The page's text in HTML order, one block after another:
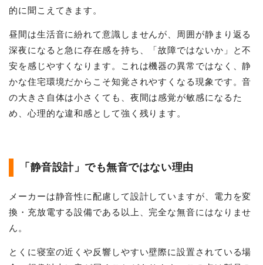
的に聞こえてきます。
昼間は生活音に紛れて意識しませんが、周囲が静まり返る
深夜になると急に存在感を持ち、「故障ではないか」と不
安を感じやすくなります。これは機器の異常ではなく、静
かな住宅環境だからこそ知覚されやすくなる現象です。音
の大きさ自体は小さくても、夜間は感覚が敏感になるた
め、心理的な違和感として強く残ります。
「静音設計」でも無音ではない理由
メーカーは静音性に配慮して設計していますが、電力を変
換・充放電する設備である以上、完全な無音にはなりませ
ん。
とくに寝室の近くや反響しやすい壁際に設置されている場